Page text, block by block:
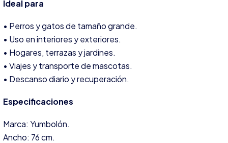
Ideal para
• Perros y gatos de tamaño grande.
• Uso en interiores y exteriores.
• Hogares, terrazas y jardines.
• Viajes y transporte de mascotas.
• Descanso diario y recuperación.
Especificaciones
Marca: Yumbolón.
Ancho: 76 cm.